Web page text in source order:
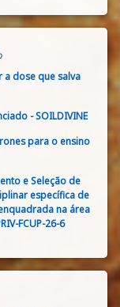
a dose que salva
- SOILDIVINE
para o ensino
e Seleção de
específica de
na área
FCUP-26-6